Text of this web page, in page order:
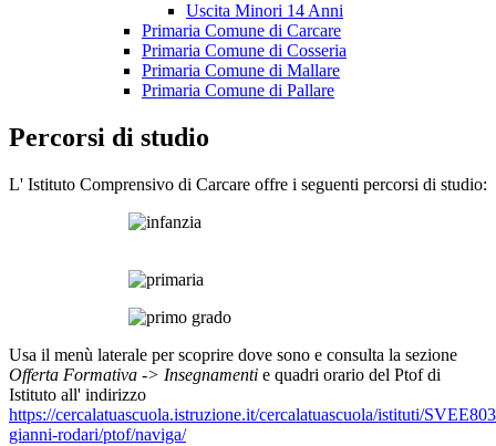
Uscita Minori 14 Anni
Primaria Comune di Carcare
Primaria Comune di Cosseria
Primaria Comune di Mallare
Primaria Comune di Pallare
Percorsi di studio
L' Istituto Comprensivo di Carcare offre i seguenti percorsi di studio:
Usa il menù laterale per scoprire dove sono e consulta la sezione
Offerta Formativa -> Insegnamenti e quadri orario del Ptof di
Istituto all' indirizzo
https://cercalatuascuola.istruzione.it/cercalatuascuola/istituti/
gianni-rodari/ptof/naviga/